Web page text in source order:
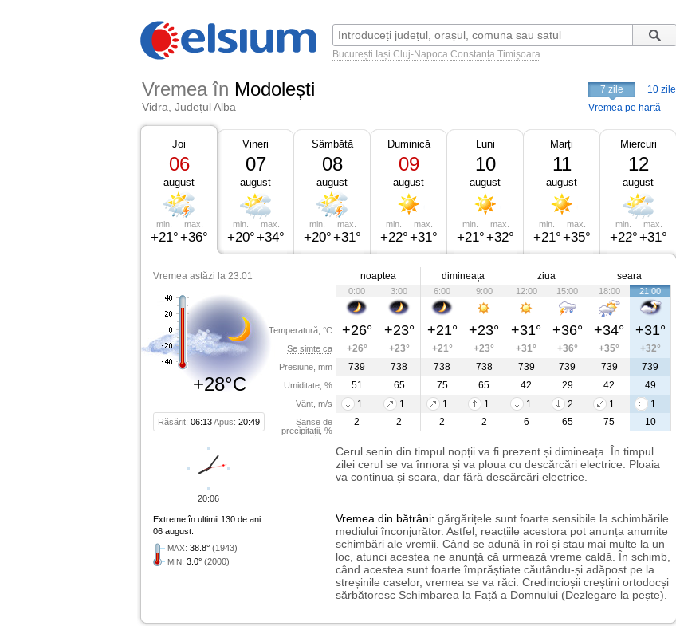
București Iași Cluj-Napoca Constanța Timișoara
Vremea în Modolești
Vidra, Județul Alba
7 zile
10 zile
Vremea pe hartă
Joi
06
august
min.
+21°
max.
+36°
Vineri
07
august
min.
+20°
max.
+34°
Sâmbătă
08
august
min.
+20°
max.
+31°
Duminică
09
august
min.
+22°
max.
+31°
Luni
10
august
min.
+21°
max.
+32°
Marți
11
august
min.
+21°
max.
+35°
Miercuri
12
august
min.
+22°
max.
+31°
Vremea astăzi la 23:01
+28°C
Răsărit: 06:13Apus: 20:49
Temperatură, °C
Se simte ca
Presiune, mm
Umiditate, %
Vânt, m/s
Șanse de
precipitații, %
noaptea dimineața ziua seara
0:00 3:00 6:00 9:00 12:00 15:00 18:00 21:00
+26° +23° +21° +23° +31° +36° +34° +31°
+26° +23° +21° +23° +31° +36° +35°
+32°
739
738 738 738 739 739 739
739
51
65 75 65 42 29 42
49
1
1 1 1 1 2 1
1
2
2 2 2 6 65 75 10
Cerul senin din timpul nopții va fi prezent și dimineața. În timpul
zilei cerul se va înnora și va ploua cu descărcări electrice. Ploaia
va continua și seara, dar fără descărcări electrice.
Extreme în ultimii 130 de ani
06 august:
MAX: 38.8° (1943)
MIN: 3.0° (2000)
Vremea din bătrâni: gărgărițele sunt foarte sensibile la schimbările
mediului înconjurător. Astfel, reacțiile acestora pot anunța anumite
schimbări ale vremii. Când se adună în roi și stau mai multe la un
loc, atunci acestea ne anunță că urmează vreme caldă. În schimb,
când acestea sunt foarte împrăștiate căutându-și adăpost pe la
streșinile caselor, vremea se va răci. Credincioșii creștini ortodocși
sărbătoresc Schimbarea la Față a Domnului (Dezlegare la pește).
20:06